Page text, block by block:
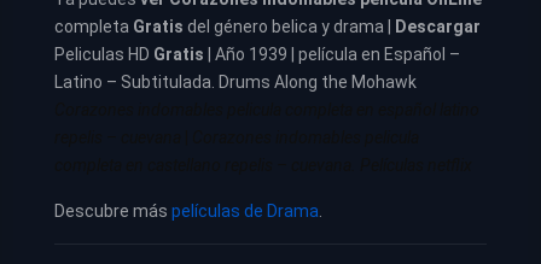
completa Gratis del género belica y drama |
Descargar
Peliculas HD Gratis | Año 1939 | película en Español –
Latino – Subtitulada. Drums Along the Mohawk
Descubre más películas de Drama